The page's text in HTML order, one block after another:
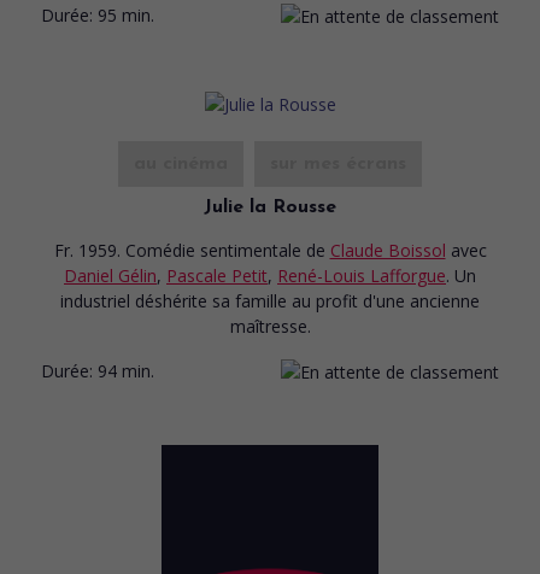
Durée: 95 min.
Julie la Rousse
Fr. 1959. Comédie sentimentale de Claude Boissol avec
Daniel Gélin, Pascale Petit, René-Louis Lafforgue. Un
industriel déshérite sa famille au profit d'une ancienne
maîtresse.
Durée: 94 min.